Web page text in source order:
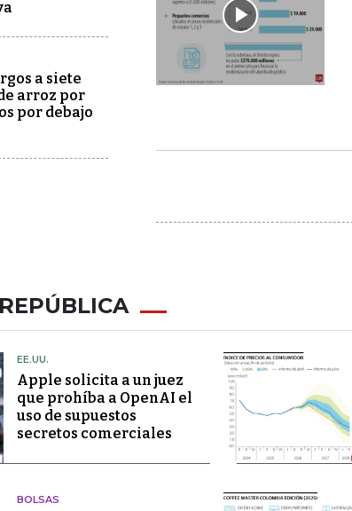
a siete
arroz por
por debajo
EE.UU.
Apple solicita a un juez
que prohíba a OpenAI el
uso de supuestos
secretos comerciales
BOLSAS